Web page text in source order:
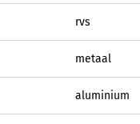
rvs
metaal
aluminium